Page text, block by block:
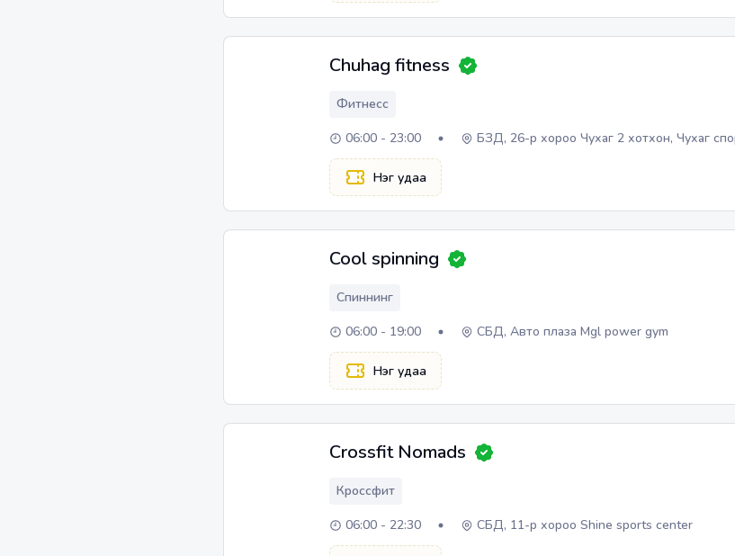
Chuhag fitness
Фитнесс
06:00 - 23:00
БЗД, 26-р хороо Чухаг 2 хотхон, Чухаг
Нэг удаа
Cool spinning
Спиннинг
06:00 - 19:00
СБД, Авто плаза Mgl power gym
Нэг удаа
Crossfit Nomads
Кроссфит
06:00 - 22:30
СБД, 11-р хороо Shine sports center